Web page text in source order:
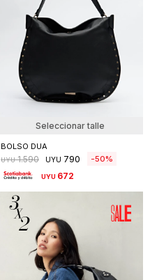
Seleccionar talle
BOLSO DUA
UYU 1.590 UYU 790 50
UYU 672